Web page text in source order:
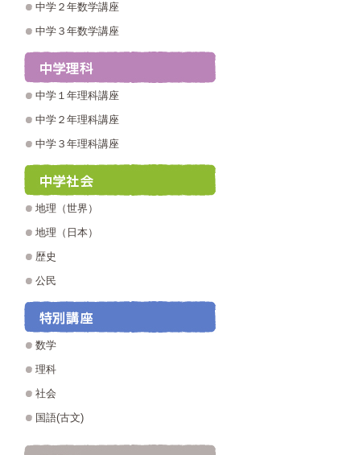
中学２年数学講座
中学３年数学講座
中学１年理科講座
中学２年理科講座
中学３年理科講座
地理（世界）
地理（日本）
歴史
公民
数学
理科
社会
国語(古文)